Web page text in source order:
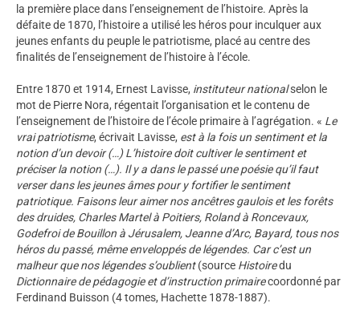
la première place dans l’enseignement de l’histoire. Après la
défaite de 1870, l’histoire a utilisé les héros pour inculquer aux
jeunes enfants du peuple le patriotisme, placé au centre des
finalités de l’enseignement de l’histoire à l’école.
Entre 1870 et 1914, Ernest Lavisse, instituteur nationalselon le
mot de Pierre Nora, régentait l’organisation et le contenu de
l’enseignement de l’histoire de l’école primaire à l’agrégation. « Le
vrai patriotisme, écrivait Lavisse, est à la fois un sentiment et la
notion d’un devoir (…) L’histoire doit cultiver le sentiment et
préciser la notion (…). Il y a dans le passé une poésie qu’il faut
verser dans les jeunes âmes pour y fortifier le sentiment
patriotique. Faisons leur aimer nos ancêtres gaulois et les forêts
des druides, Charles Martel à Poitiers, Roland à Roncevaux,
Godefroi de Bouillon à Jérusalem, Jeanne d’Arc, Bayard, tous nos
héros du passé, même enveloppés de légendes. Car c’est un
malheur que nos légendes s’oublient(source Histoiredu
Dictionnaire de pédagogie et d’instruction primairecoordonné par
Ferdinand Buisson (4 tomes, Hachette 1878-1887).